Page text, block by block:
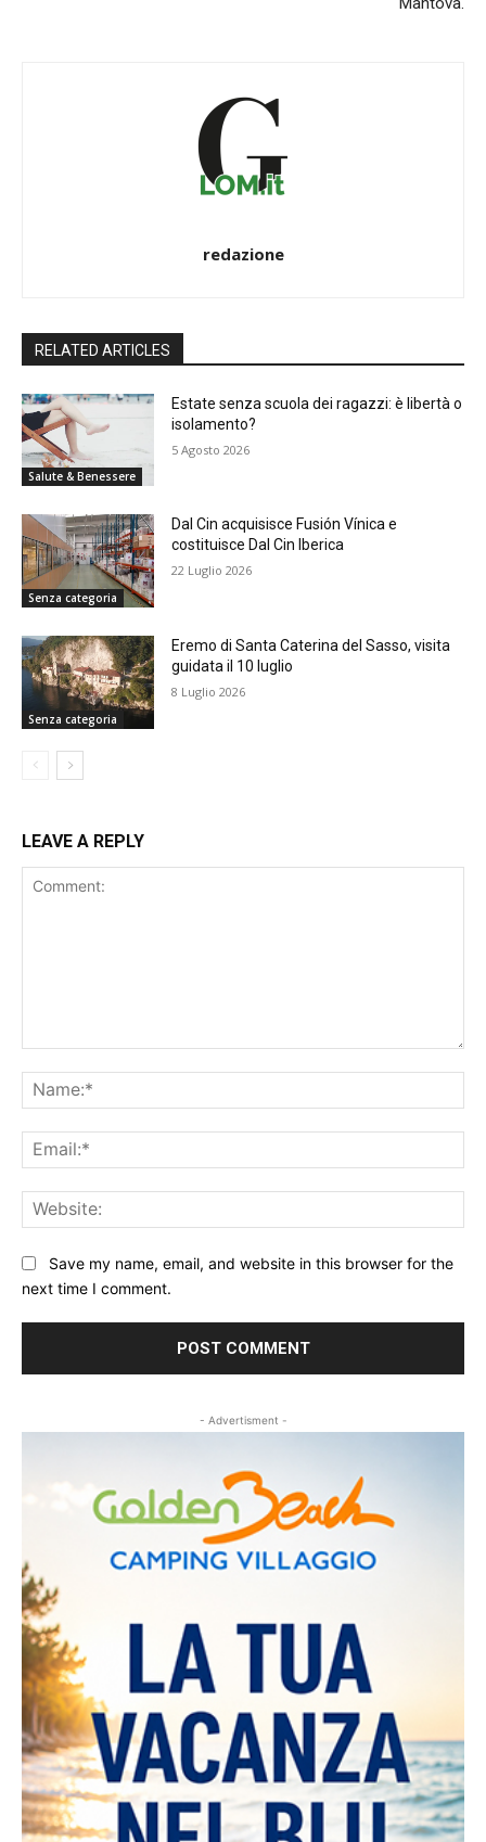
redazione
RELATED ARTICLES
Salute & Benessere
Estate senza scuola dei ragazzi: è libertà o
isolamento?
5 Agosto 2026
Senza categoria
Dal Cin acquisisce Fusión Vínica e
costituisce Dal Cin Iberica
22 Luglio 2026
Senza categoria
Eremo di Santa Caterina del Sasso, visita
guidata il 10 luglio
8 Luglio 2026
LEAVE A REPLY
Save my name, email, and website in this browser for the
next time I comment.
- Advertisment -